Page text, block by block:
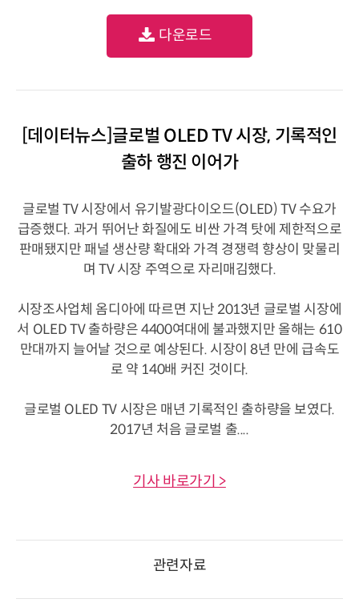
다운로드
[데이터뉴스]글로벌 OLED TV 시장, 기록적인
출하 행진 이어가
글로벌 TV 시장에서 유기발광다이오드(OLED) TV 수요가
급증했다. 과거 뛰어난 화질에도 비싼 가격 탓에 제한적으로
판매됐지만 패널 생산량 확대와 가격 경쟁력 향상이 맞물리
며 TV 시장 주역으로 자리매김했다.
시장조사업체 옴디아에 따르면 지난 2013년 글로벌 시장에
서 OLED TV 출하량은 4400여대에 불과했지만 올해는 610
만대까지 늘어날 것으로 예상된다. 시장이 8년 만에 급속도
로 약 140배 커진 것이다.
글로벌 OLED TV 시장은 매년 기록적인 출하량을 보였다.
2017년 처음 글로벌 출....
기사 바로가기 >
관련자료